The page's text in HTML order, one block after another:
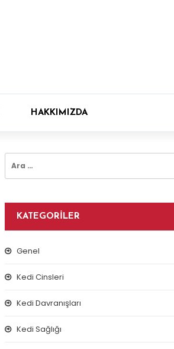
HAKKIMIZDA
Arama:
KATEGORILER
Genel
Kedi Cinsleri
Kedi Davranışları
Kedi Sağlığı